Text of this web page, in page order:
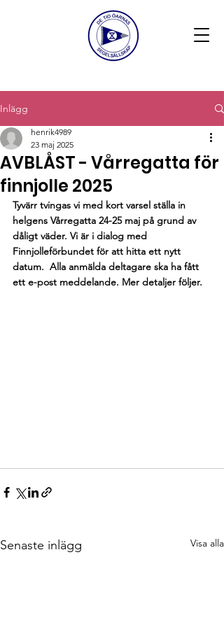
Inlägg
AVBLÅST - Vårregatta för
finnjolle 2025
henrik4989
23 maj 2025
Tyvärr tvingas vi med kort varsel ställa in
helgens Vårregatta 24-25 maj på grund av
dåligt väder. Vi är i dialog med
Finnjolleförbundet för att hitta ett nytt
datum.  Alla anmälda deltagare ska ha fått
ett e-post meddelande. Mer detaljer följer.
Senaste inlägg Visa alla